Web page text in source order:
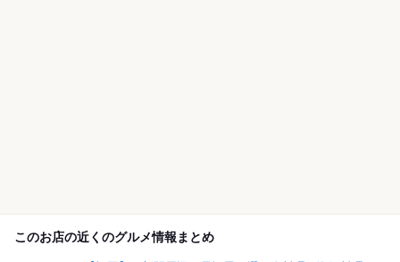
このお店の近くのグルメ情報まとめ